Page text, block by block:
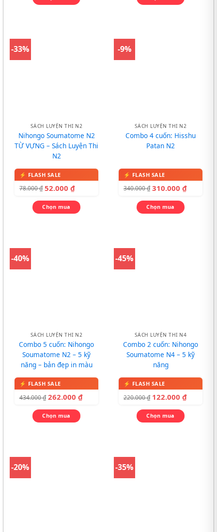
-33%
SÁCH LUYỆN THI N2
Nihongo Soumatome N2
TỪ VỰNG – Sách Luyện Thi
N2
78.000₫ 52.000 ₫
Chọn mua
-9%
SÁCH LUYỆN THI N2
Combo 4 cuốn: Hisshu
Patan N2
340.000₫ 310.000 ₫
Chọn mua
-40%
SÁCH LUYỆN THI N2
Combo 5 cuốn: Nihongo
Soumatome N2 – 5 kỹ
năng – bản đẹp in màu
434.000₫ 262.000 ₫
Chọn mua
-45%
SÁCH LUYỆN THI N4
Combo 2 cuốn: Nihongo
Soumatome N4 – 5 kỹ
năng
220.000₫ 122.000 ₫
Chọn mua
-20% -35%